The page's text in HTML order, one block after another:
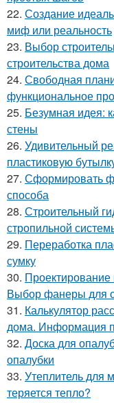
22. Создание
миф или реальность
23. Выбор
строительства дома
24. Свободная
функциональное
25. Безумная идея:
стены
26. Удивительный
пластиковую
27. Сформировать
способа
28. Строительный
стропильной
29. Переработка
сумку
30.
Выбор фанеры для
31. Калькулятор
дома. Информация
32. Доска для
опалубки
33. Утеплитель для
теряется тепло?